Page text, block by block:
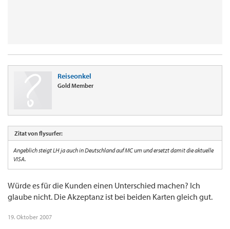
Reiseonkel
Gold Member
Zitat von flysurfer:
Angeblich steigt LH ja auch in Deutschland auf MC um und ersetzt damit die aktuelle
VISA.
Würde es für die Kunden einen Unterschied machen? Ich
glaube nicht. Die Akzeptanz ist bei beiden Karten gleich gut.
19. Oktober 2007